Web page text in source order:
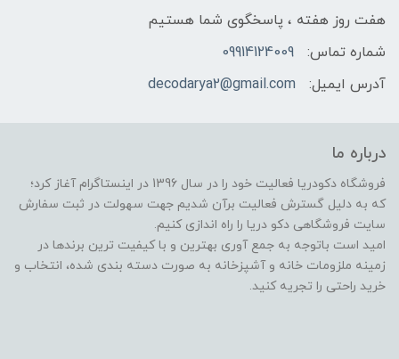
هفت روز هفته ، پاسخگوی شما هستیم
شماره تماس:
09914124009
آدرس ایمیل:
decodarya2@gmail.com
درباره ما
فروشگاه دکودریا فعالیت خود را در سال 1396 در اینستاگرام آغاز کرد؛
که به دلیل گسترش فعالیت برآن شدیم جهت سهولت در ثبت سفارش
سایت فروشگاهی دکو دریا را راه اندازی کنیم.
امید است باتوجه به جمع آوری بهترین و با کیفیت ترین برندها در
زمینه ملزومات خانه و آشپزخانه به صورت دسته بندی شده، انتخاب و
خرید راحتی را تجریه کنید.